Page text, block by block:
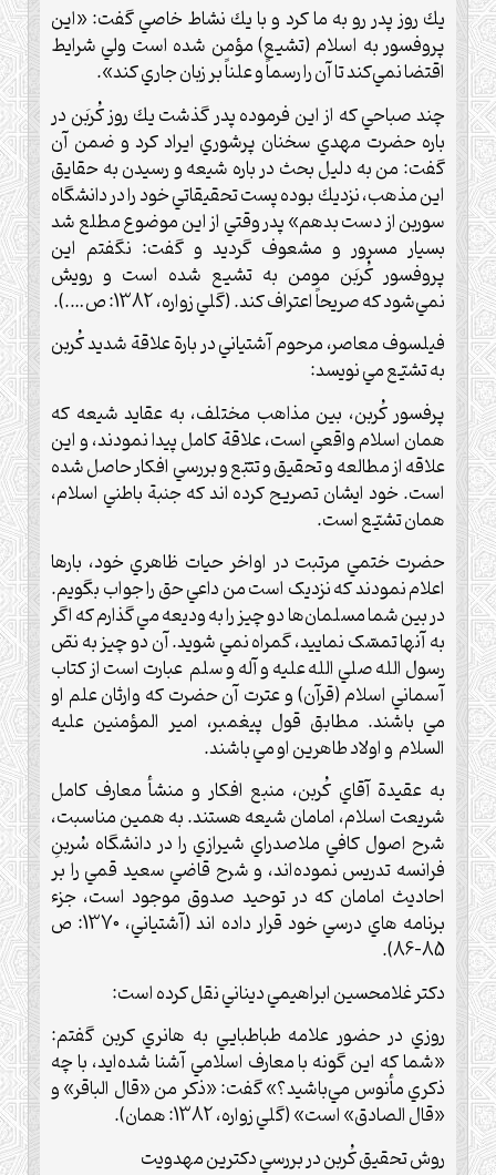
يك روز پدر رو به ما كرد و با يك نشاط خاصي گفت: «اين
پروفسور به اسلام (تشيع) مؤمن شده است ولي شرايط
اقتضا نمي‌كند تا آن را رسماً و علناً بر زبان جاري كند».
چند صباحي كه از اين فرموده پدر گذشت يك روز كُربَن در
باره حضرت مهدي سخنان پرشوري ايراد كرد و ضمن آن
گفت: من به دليل بحث در باره شيعه و رسيدن به حقايق
اين مذهب، نزديك بوده پست تحقيقاتي خود را در دانشگاه
سوربن از دست بدهم» پدر وقتي از اين موضوع مطلع شد
بسيار مسرور و مشعوف گرديد و گفت: نگفتم اين
پروفسور كُربَن مومن به تشيع شده است و رويش
نمي‌شود كه صريحاً اعتراف كند. (گلي زواره، 1382: ص….).
فيلسوف معاصر، مرحوم آشتياني در بارة علاقة شديد کُربن
به تشيّع مي نويسد:
پرفسور کُربن، بين مذاهب مختلف، به عقايد شيعه که
همان اسلام واقعي است، علاقة کامل پيدا نمود‌ند، و اين
علاقه از مطالعه و تحقيق و تتبّع و بررسي افکار حاصل شده
است. خود ايشان تصريح کرده اند که جنبة باطني اسلام،
همان تشيّع است.
حضرت ختمي مرتبت در اواخر حيات ظاهري خود، بارها
اعلام نمودند که نزديک است من داعي حق را جواب بگويم.
در بين شما مسلمان‌ها دو چيز را به وديعه مي گذارم که اگر
به آنها تمسّک نماييد، گمراه نمي شويد. آن دو چيز به نصّ
رسول الله صلي الله عليه و آله و سلم عبارت است از کتاب
آسماني اسلام (قرآن) و عترت آن حضرت که وارثان علم او
مي باشند. مطابق قول پيغمبر، امير المؤمنين عليه
السلام و اولاد طاهرين او مي باشند.
به عقيدة آقاي کُربن، منبع افکار و منشأ معارف کامل
شريعت اسلام، امامان شيعه هستند. به همين مناسبت،
شرح اصول کافي ملاصدراي شيرازي را در دانشگاه سُربنِ
فرانسه تدريس نموده‌اند، و شرح قاضي سعيد قمي را بر
احاديث امامان که در توحيد صدوق موجود است، جزء
برنامه هاي درسي خود قرار داده اند (آشتياني، 1370: ص
85-86).
دكتر غلامحسين ابراهيمي ديناني نقل كرده است:
روزي در حضور علامه طباطبايي به هانري كربن گفتم:
«شما كه اين گونه با معارف اسلامي آشنا شده‌ايد، با چه
ذكري مأنوس مي‌باشيد؟» گفت: «ذكر من «قال الباقر» و
«قال الصادق» است» (گلي زواره، 1382: همان).
روش تحقيق کُربن در بررسي دکترين مهدويت